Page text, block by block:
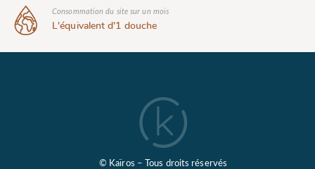
Consommation du site sur un mois
L'équivalent d'1 douche
© Kaïros – Tous droits réservés